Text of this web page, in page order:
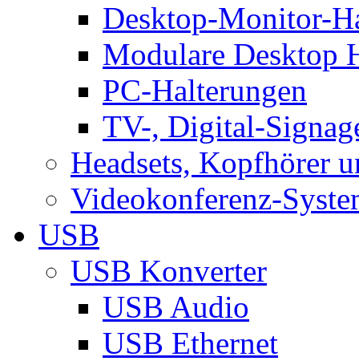
Desktop-Monitor-
Modulare Desktop
PC-Halterungen
TV-, Digital-
Headsets, Kopfhörer
Videokonferenz-
USB
USB Konverter
USB Audio
USB Ethernet